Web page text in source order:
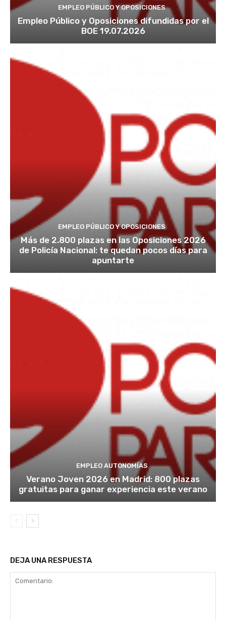
EMPLEO PÚBLICO Y OPOSICIONES
Empleo Público y Oposiciones difundidas por el
BOE 19.07.2026
EMPLEO PÚBLICO Y OPOSICIONES
Más de 2.800 plazas en las Oposiciones 2026
de Policía Nacional: te quedan pocos días para
apuntarte
EMPLEO AUTONOMÍAS
Verano Joven 2026 en Madrid: 800 plazas
gratuitas para ganar experiencia este verano
DEJA UNA RESPUESTA